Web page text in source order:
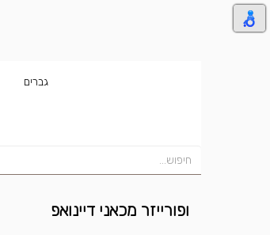
גברים
ופורייזר מכאני דיינואפ